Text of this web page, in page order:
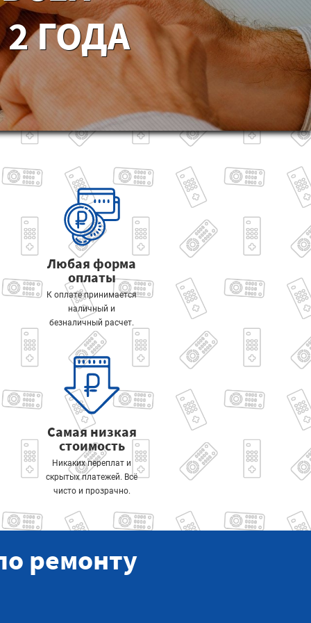
ГОДА
Любая форма
оплаты
К оплате принимается
наличный и
безналичный расчет.
Самая низкая
стоимость
Никаких переплат и
скрытых платежей. Всё
чисто и прозрачно.
ремонту